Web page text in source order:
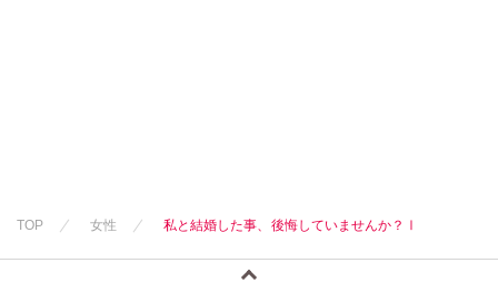
TOP 女性 私と結婚した事、後悔していませんか？Ⅰ